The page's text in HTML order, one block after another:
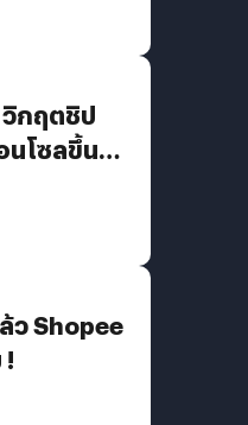
ฐกิจสี
วิกฤตชิป
นโซลขึ้น
ว Shopee